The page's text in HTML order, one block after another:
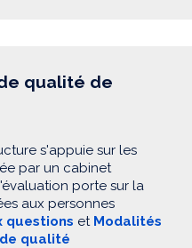
qualité de
s'appuie sur les
par un cabinet
porte sur la
aux personnes
questions et Modalités
qualité